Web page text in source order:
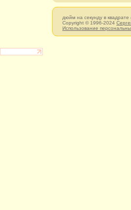
дюйм на секунду в квадрате
Copyright © 1996-2024
Использование